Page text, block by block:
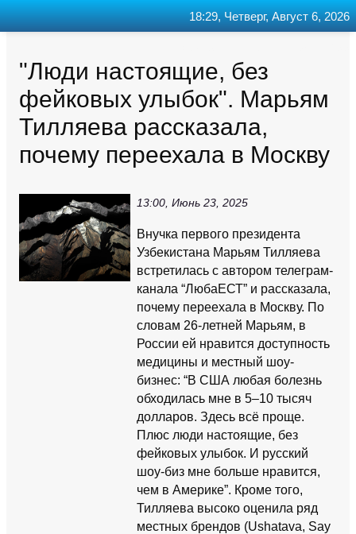
"Люди настоящие, без
фейковых улыбок". Марьям
Тилляева рассказала,
почему переехала в Москву
13:00, Июнь 23, 2025
Внучка первого президента
Узбекистана Марьям Тилляева
встретилась с автором телеграм-
канала “ЛюбаЕСТ” и рассказала,
почему переехала в Москву. По
словам 26-летней Марьям, в
России ей нравится доступность
медицины и местный шоу-
бизнес: “В США любая болезнь
обходилась мне в 5–10 тысяч
долларов. Здесь всё проще.
Плюс люди настоящие, без
фейковых улыбок. И русский
шоу-биз мне больше нравится,
чем в Америке”. Кроме того,
Тилляева высоко оценила ряд
местных брендов (Ushatava, Say
18:29, Четверг, Август 6, 2026